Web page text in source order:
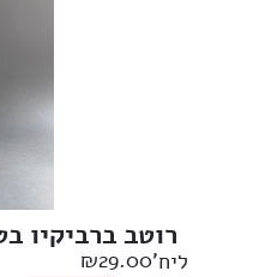
רוטב ברביקיו
ליח' ₪29.00